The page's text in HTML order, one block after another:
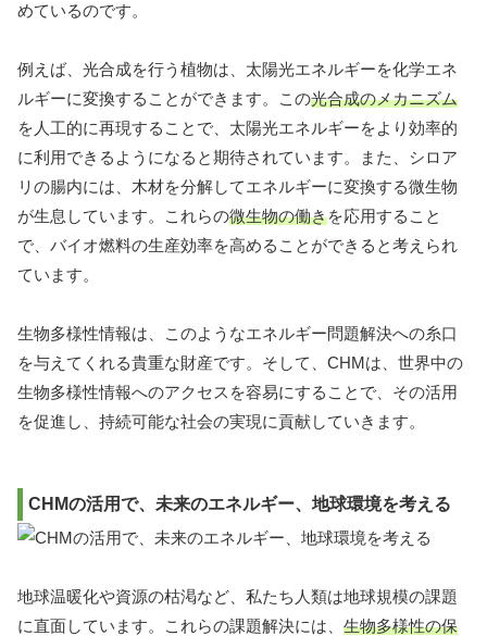
めているのです。
例えば、光合成を行う植物は、太陽光エネルギーを化学エネ
ルギーに変換することができます。この光合成のメカニズム
を人工的に再現することで、太陽光エネルギーをより効率的
に利用できるようになると期待されています。また、シロア
リの腸内には、木材を分解してエネルギーに変換する微生物
が生息しています。これらの微生物の働きを応用すること
で、バイオ燃料の生産効率を高めることができると考えられ
ています。
生物多様性情報は、このようなエネルギー問題解決への糸口
を与えてくれる貴重な財産です。そして、CHMは、世界中の
生物多様性情報へのアクセスを容易にすることで、その活用
を促進し、持続可能な社会の実現に貢献していきます。
CHMの活用で、未来のエネルギー、地球環境を考える
地球温暖化や資源の枯渇など、私たち人類は地球規模の課題
に直面しています。これらの課題解決には、 生物多様性の保